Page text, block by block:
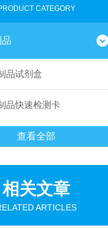
CATEGORY
品试剂盒
品快速检测卡
查看全部
相关文章
ARTICLES